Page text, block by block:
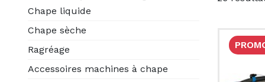
Chape liquide
Chape sèche
Ragréage
Accessoires machines à chape